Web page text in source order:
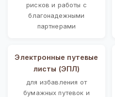
рисков и работы с
благонадежными
партнерами
Электронные путевые
листы (ЭПЛ)
для избавления от
бумажных путевок и